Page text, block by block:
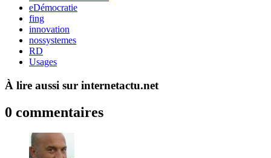
eDémocratie
fing
innovation
nossystemes
RD
Usages
À lire aussi sur internetactu.net
0 commentaires